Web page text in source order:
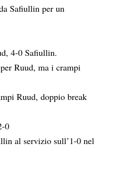
Safiullin per un
4-0 Safiullin.
Ruud, ma i crampi
Ruud, doppio break
0
al servizio sull’1-0 nel